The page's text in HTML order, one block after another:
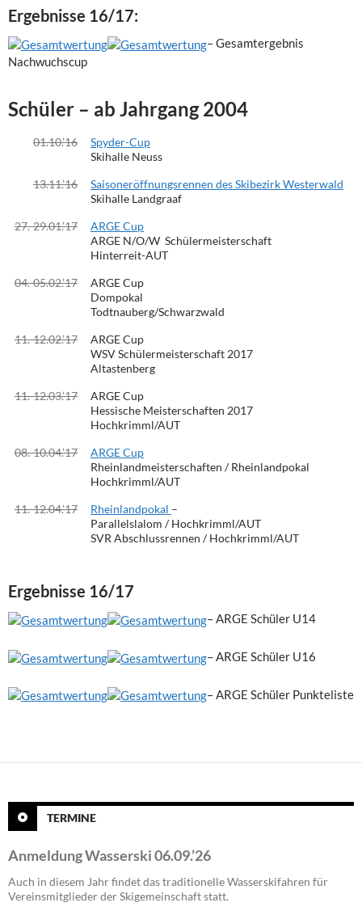
Ergebnisse 16/17:
– Gesamtergebnis
Nachwuchscup
Schüler – ab Jahrgang 2004
01.10.’16
Spyder-Cup
Skihalle Neuss
13.11.’16
Saisoneröffnungsrennen des Skibezirk Westerwald
Skihalle Landgraaf
27.-29.01.’17
ARGE Cup
ARGE N/O/W Schülermeisterschaft
Hinterreit-AUT
04.-05.02.’17
ARGE Cup
Dompokal
Todtnauberg/Schwarzwald
11.-12.02.’17
ARGE Cup
WSV Schülermeisterschaft 2017
Altastenberg
11.-12.03.’17
ARGE Cup
Hessische Meisterschaften 2017
Hochkrimml/AUT
08.-10.04.’17
ARGE Cup
Rheinlandmeisterschaften / Rheinlandpokal
Hochkrimml/AUT
11.-12.04.’17
Rheinlandpokal –
Parallelslalom / Hochkrimml/AUT
SVR Abschlussrennen / Hochkrimml/AUT
Ergebnisse 16/17
– ARGE Schüler U14
– ARGE Schüler U16
– ARGE Schüler Punkteliste
TERMINE
Anmeldung Wasserski 06.09.’26
Auch in diesem Jahr findet das traditionelle Wasserskifahren für
Vereinsmitglieder der Skigemeinschaft statt.